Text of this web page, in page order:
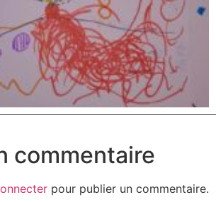
commentaire
pour publier un commentaire.